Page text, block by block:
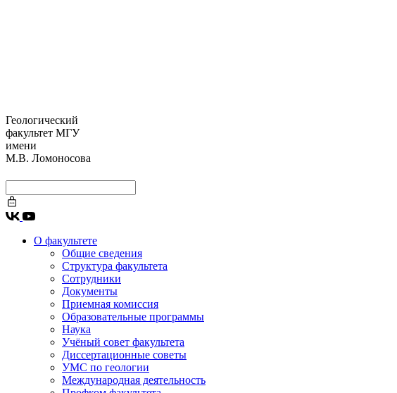
Геологический
факультет МГУ
имени
М.В. Ломоносова
О факультете
Общие сведения
Структура факультета
Сотрудники
Документы
Приемная комиссия
Образовательные программы
Наука
Учёный совет факультета
Диссертационные советы
УМС по геологии
Международная деятельность